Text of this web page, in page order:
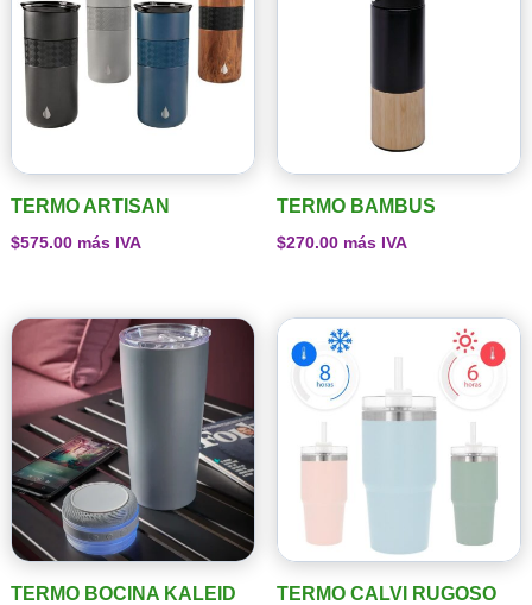
TERMO ARTISAN
$575.00más IVA
TERMO BAMBUS
$270.00más IVA
TERMO BOCINA KALEID TERMO CALVI RUGOSO